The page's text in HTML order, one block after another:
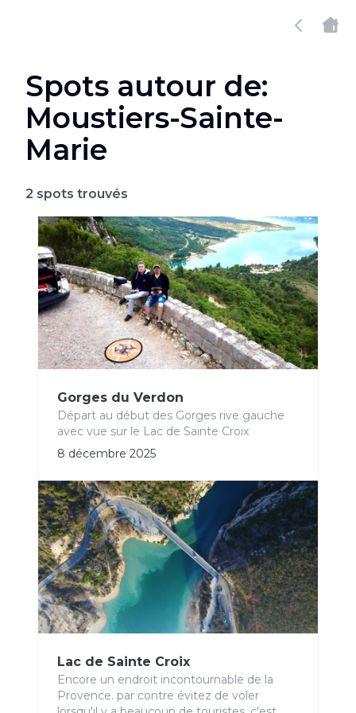
Spots autour de:
Moustiers-Sainte-
Marie
2 spots trouvés
Gorges du Verdon
Départ au début des Gorges rive gauche
avec vue sur le Lac de Sainte Croix
8 décembre 2025
Lac de Sainte Croix
Encore un endroit incontournable de la
Provence. par contre évitez de voler